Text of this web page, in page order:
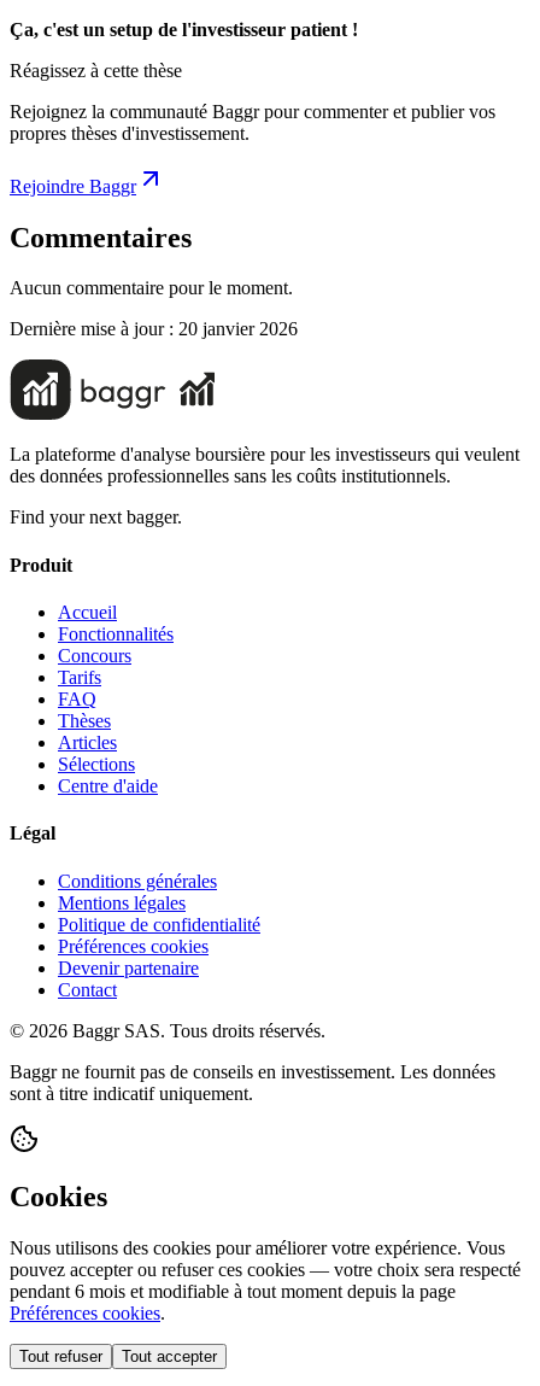
Ça, c'est un setup de l'investisseur patient !
Réagissez à cette thèse
Rejoignez la communauté Baggr pour commenter et publier vos
propres thèses d'investissement.
Rejoindre Baggr
Commentaires
Aucun commentaire pour le moment.
Dernière mise à jour : 20 janvier 2026
La plateforme d'analyse boursière pour les investisseurs qui veulent
des données professionnelles sans les coûts institutionnels.
Find your next bagger.
Produit
Accueil
Fonctionnalités
Concours
Tarifs
FAQ
Thèses
Articles
Sélections
Centre d'aide
Légal
Conditions générales
Mentions légales
Politique de confidentialité
Préférences cookies
Devenir partenaire
Contact
© 2026 Baggr SAS. Tous droits réservés.
Baggr ne fournit pas de conseils en investissement. Les données
sont à titre indicatif uniquement.
Cookies
Nous utilisons des cookies pour améliorer votre expérience. Vous
pouvez accepter ou refuser ces cookies — votre choix sera respecté
pendant 6 mois et modifiable à tout moment depuis la page
Préférences cookies.
Tout refuser Tout accepter